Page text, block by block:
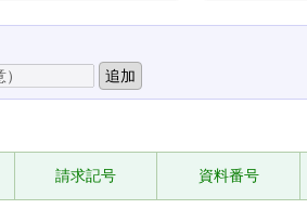
請求記号 資料番号